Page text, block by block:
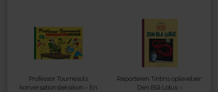
Professor Tournesols
konversationsleksikon – En
Reporteren Tintins oplevelser:
Den Blå Lotus –